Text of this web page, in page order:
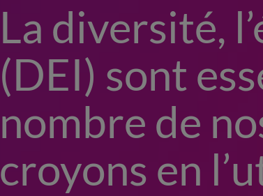
La diversité,
(DEI) sont
nombre de
croyons en